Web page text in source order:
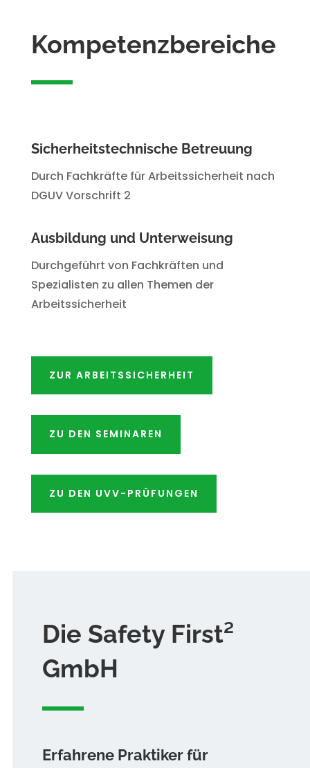
Kompetenzbereiche
Sicherheitstechnische Betreuung
Durch Fachkräfte für Arbeitssicherheit nach
DGUV Vorschrift 2
Ausbildung und Unterweisung
Durchgeführt von Fachkräften und
Spezialisten zu allen Themen der
Arbeitssicherheit
ZUR ARBEITSSICHERHEIT
ZU DEN SEMINAREN
ZU DEN UVV-PRÜFUNGEN
Die Safety First²
GmbH
Erfahrene Praktiker für